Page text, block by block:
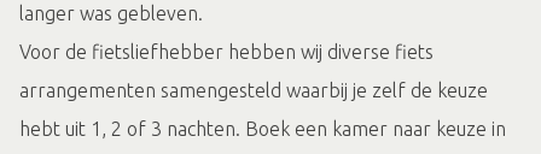
langer was gebleven.
Voor de fietsliefhebber hebben wij diverse fiets
arrangementen samengesteld waarbij je zelf de keuze
hebt uit 1, 2 of 3 nachten. Boek een kamer naar keuze in